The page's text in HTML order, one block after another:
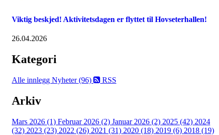
Viktig beskjed! Aktivitetsdagen er flyttet til Hovseterhallen!
26.04.2026
Kategori
Alle innlegg Nyheter (96) RSS
Arkiv
Mars 2026 (1) Februar 2026 (2) Januar 2026 (2) 2025 (42) 2024
(32) 2023 (23) 2022 (26) 2021 (31) 2020 (18) 2019 (6) 2018 (19)